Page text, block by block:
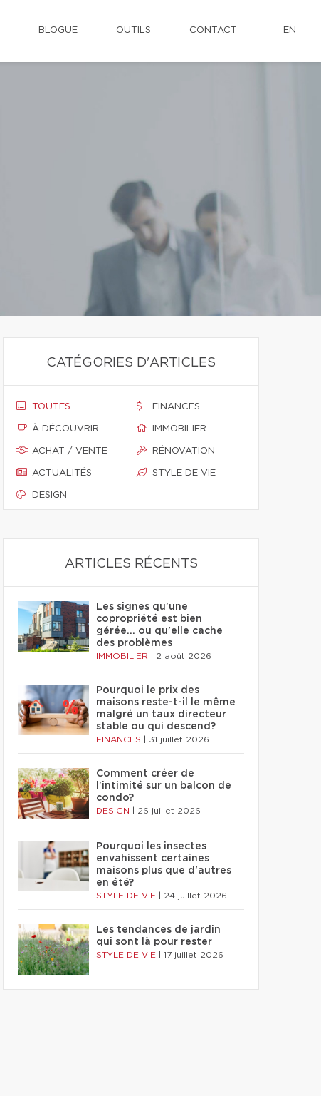
BLOGUE OUTILS CONTACT EN
CATÉGORIES D'ARTICLES
TOUTES
À DÉCOUVRIR
ACHAT / VENTE
ACTUALITÉS
DESIGN
FINANCES
IMMOBILIER
RÉNOVATION
STYLE DE VIE
ARTICLES RÉCENTS
Les signes qu'une
copropriété est bien
gérée… ou qu'elle cache
des problèmes
IMMOBILIER 2 août 2026
Pourquoi le prix des
maisons reste-t-il le même
malgré un taux directeur
stable ou qui descend?
FINANCES 31 juillet 2026
Comment créer de
l'intimité sur un balcon de
condo?
DESIGN 26 juillet 2026
Pourquoi les insectes
envahissent certaines
maisons plus que d'autres
en été?
STYLE DE VIE 24 juillet 2026
Les tendances de jardin
qui sont là pour rester
STYLE DE VIE 17 juillet 2026